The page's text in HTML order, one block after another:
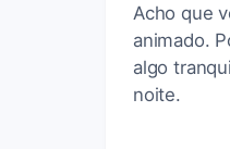
Acho que
animado.
algo
noite.